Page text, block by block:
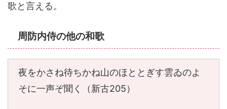
歌と言える。
周防内侍の他の和歌
夜をかさね待ちかね山のほととぎす雲ゐのよ
そに一声ぞ聞く（新古205）